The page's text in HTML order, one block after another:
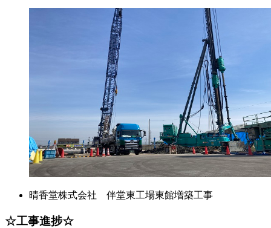
晴香堂株式会社 伴堂東工場東館増築工事
☆工事進捗☆